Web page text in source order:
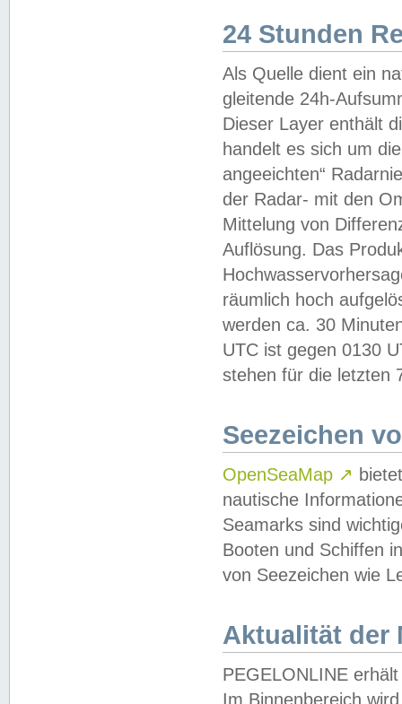
24 Stunden
Als Quelle dient ein
gleitende 24h-
Dieser Layer enthält
handelt es sich um
angeeichten“
der Radar- mit den
Mittelung von
Auflösung. Das
räumlich hoch
werden ca. 30
UTC ist gegen 0130
stehen für die letzten
Seezeichen
OpenSeaMap ↗
nautische
Seamarks sind
Booten und Schiffen
von Seezeichen wie
Aktualität der
PEGELONLINE
Im Binnenbereich